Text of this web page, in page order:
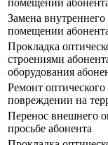
помещении
Замена внутреннего
помещении
Прокладка
строениями
оборудования
Ремонт
повреждении на
Перенос внешнего
просьбе абонента